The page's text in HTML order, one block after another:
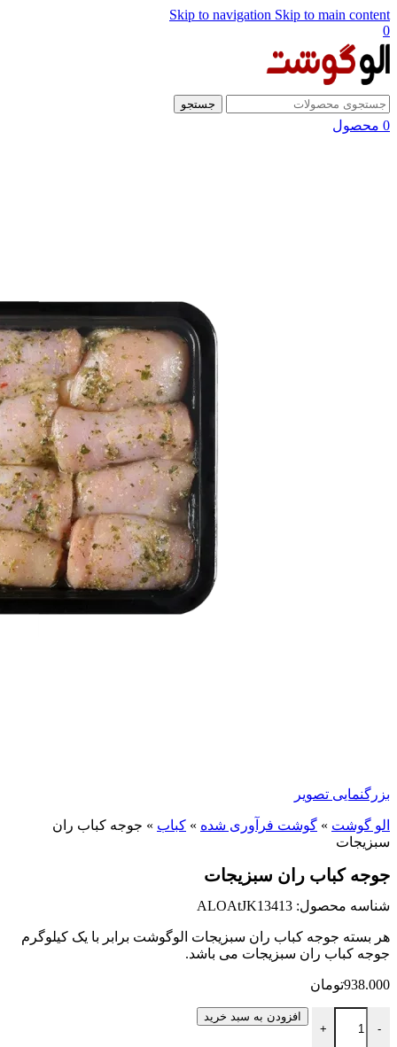
Skip to navigation Skip to main content
0
جستجو
0 محصول
بزرگنمایی تصویر
الو گوشت » گوشت فرآوری شده » کباب » جوجه کباب ران
سبزیجات
جوجه کباب ران سبزیجات
شناسه محصول: ALOAtJK13413
هر بسته جوجه کباب ران سبزیجات الوگوشت برابر با یک کیلوگرم
جوجه کباب ران سبزیجات می باشد.
938.000تومان
-
جوجه کباب ران سبزیجات عدد
+
افزودن به سبد خرید